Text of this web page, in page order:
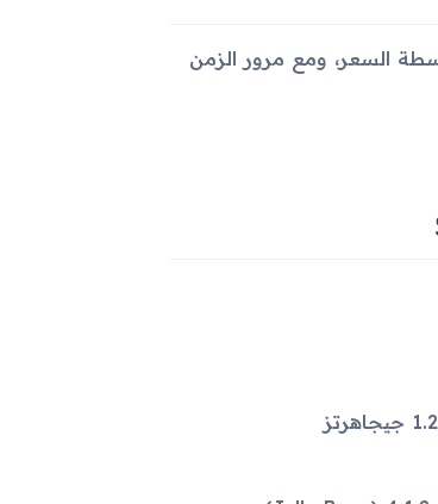
المتوسطة السعر، ومع مرور الزمن